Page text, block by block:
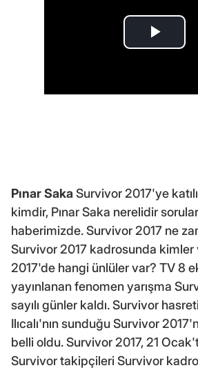
Pınar Saka Survivor 2017'ye
kimdir, Pınar Saka nerelidir
haberimizde. Survivor 2017 ne
Survivor 2017 kadrosunda kimler
2017'de hangi ünlüler var? TV 8
yayınlanan fenomen yarışma
sayılı günler kaldı. Survivor
Ilıcalı'nın sunduğu Survivor
belli oldu. Survivor 2017, 21
Survivor takipçileri Survivor